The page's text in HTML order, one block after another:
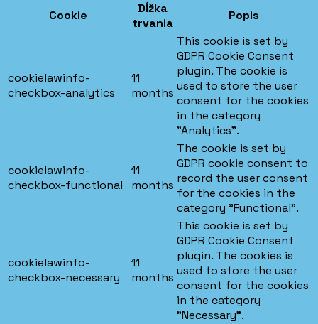
Cookie
Dĺžka
trvania
Popis
cookielawinfo-
checkbox-analytics
11
months
This cookie is set by
GDPR Cookie Consent
plugin. The cookie is
used to store the user
consent for the cookies
in the category
"Analytics".
cookielawinfo-
checkbox-functional
11
months
The cookie is set by
GDPR cookie consent to
record the user consent
for the cookies in the
category "Functional".
cookielawinfo-
checkbox-necessary
11
months
This cookie is set by
GDPR Cookie Consent
plugin. The cookies is
used to store the user
consent for the cookies
in the category
"Necessary".